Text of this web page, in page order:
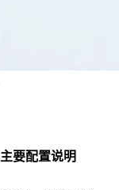
主要配置说明